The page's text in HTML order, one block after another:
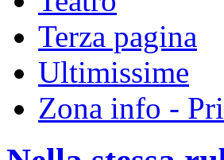
Terza pagina
Ultimissime
Zona info -